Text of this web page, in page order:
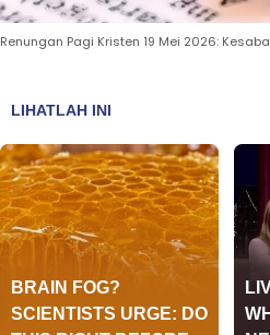
Renungan Pagi Kristen 19 Mei 2026: